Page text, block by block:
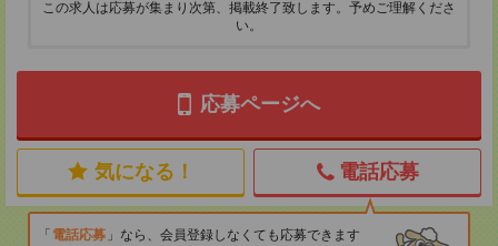
この求人は応募が集まり次第、掲載終了致します。予めご理解くださ
い。
応募ページへ
気になる！ 電話応募
電話応募
なら、会員登録しなくても応募できます